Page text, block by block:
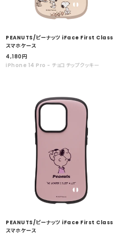
PEANUTS/ピーナッツ iFace First Class
スマホケース
セ
ー
4,180円
iPhone 14 Pro - チョコチップクッキー
PEANUTS/ピーナッツ iFace First Class
スマホケース